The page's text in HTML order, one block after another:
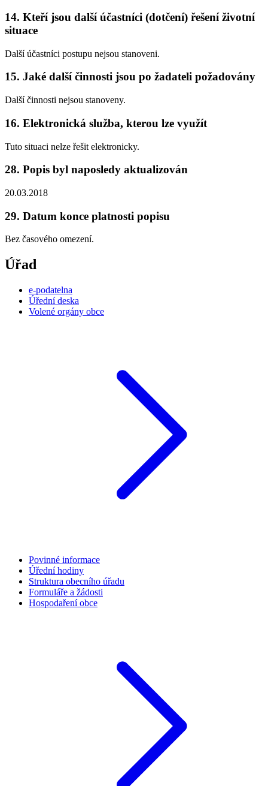
14. Kteří jsou další účastníci (dotčení) řešení životní
situace
Další účastníci postupu nejsou stanoveni.
15. Jaké další činnosti jsou po žadateli požadovány
Další činnosti nejsou stanoveny.
16. Elektronická služba, kterou lze využít
Tuto situaci nelze řešit elektronicky.
28. Popis byl naposledy aktualizován
20.03.2018
29. Datum konce platnosti popisu
Bez časového omezení.
Úřad
e-podatelna
Úřední deska
Volené orgány obce
Povinné informace
Úřední hodiny
Struktura obecního úřadu
Formuláře a žádosti
Hospodaření obce